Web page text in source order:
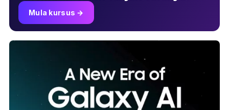
Mula kursus →